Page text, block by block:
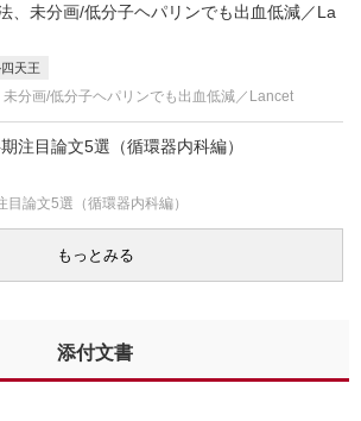
、未分画/低分子ヘパリンでも出血低減／La
天王
分画/低分子ヘパリンでも出血低減／Lancet
注目論文5選（循環器内科編）
論文5選（循環器内科編）
もっとみる
添付文書